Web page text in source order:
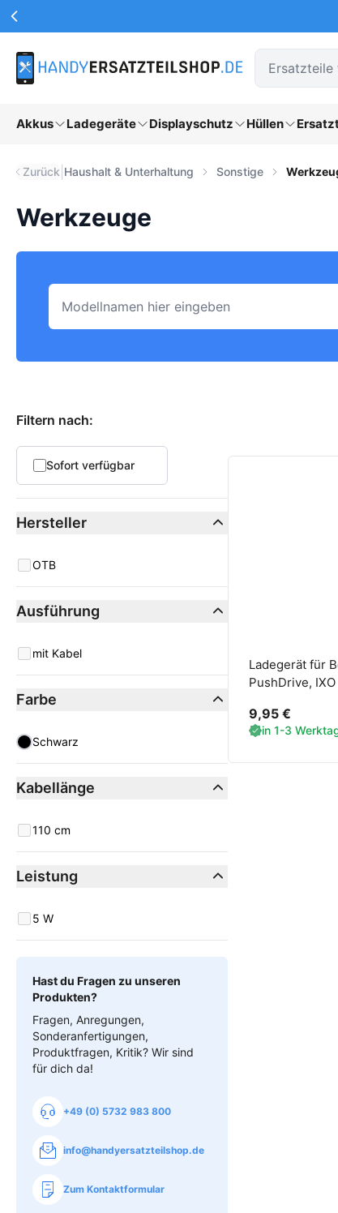
Zum Hauptinhalt springen
Werbeaktionen Kopfzeile
Akkus Ladegeräte Displayschutz Hüllen
Zurück Haushalt & Unterhaltung Sonstige
Werkzeuge
Modell suchen
Filtern nach:
Sofort verfügbar
Hersteller
manufacturer
OTB
Ausführung
Ausführung
mit Kabel
Farbe
FarbeSchwarz
Kabellänge
Kabellänge
110 cm
Leistung
Leistung
5 W
Hast du Fragen zu unseren
Produkten?
Fragen, Anregungen,
Sonderanfertigungen,
Produktfragen, Kritik? Wir sind
für dich da!
+49 (0) 5732 983 800
info@handyersatzteilshop.de
Zum Kontaktformular
Ladegerät für
PushDrive,
9,95 €
in 1-3